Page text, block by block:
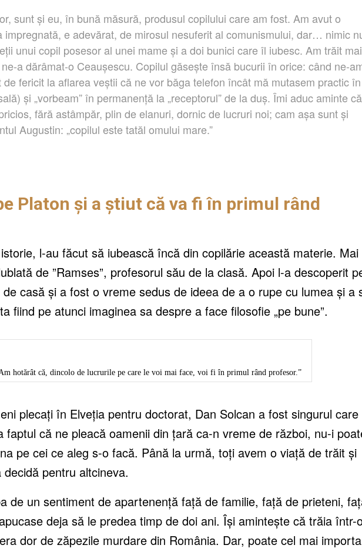
sunt și eu, în bună măsură, produsul copilului care am fost. Am avut o
impregnată, e adevărat, de mirosul nesuferit al comunismului, dar… nimic
unui copil posesor al unei mame și a doi bunici care îl iubesc. Am trăit mai
a dărâmat-o Ceaușescu. Copilul găsește însă bucurii în orice: când ne-
fericit la aflarea veștii că ne vor băga telefon încât mă mutasem practic în
și „vorbeam” în permanență la „receptorul” de la duș. Îmi aduc aminte că
fără astâmpăr, plin de elanuri, dornic de lucruri noi; cam așa sunt și
Augustin: „copilul este tatăl omului mare.”
Platon și a știut că va fi în primul rând
l-au făcut să iubească încă din copilărie această materie. Mai
de ”Ramses”, profesorul său de la clasă. Apoi l-a descoperit
casă și a fost o vreme sedus de ideea de a o rupe cu lumea și a
fiind pe atunci imaginea sa despre a face filosofie „pe bune”.
hotărât că, dincolo de lucrurile pe care le voi mai face, voi fi în primul rând profesor.”
plecați în Elveția pentru doctorat, Dan Solcan a fost singurul
că ne pleacă oamenii din țară ca-n vreme de război, nu-i
pe cei ce aleg s-o facă. Până la urmă, toți avem o viață de trăit și
pentru altcineva.
de un sentiment de apartenență față de familie, față de prieteni,
deja să le predea timp de doi ani. Își amintește că trăia într-
dor de zăpezile murdare din România. Dar, poate cel mai